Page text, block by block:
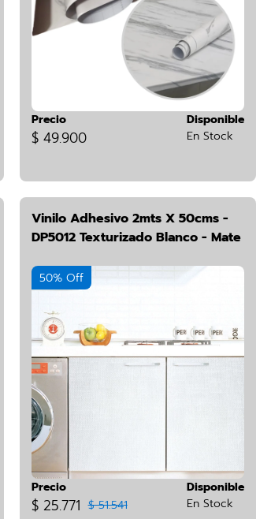
Precio
$ 49.900
Disponible
En Stock
Vinilo Adhesivo 2mts X 50cms -
DP5012 Texturizado Blanco - Mate
50% Off
Precio
$ 25.771 $ 51.541
Disponible
En Stock